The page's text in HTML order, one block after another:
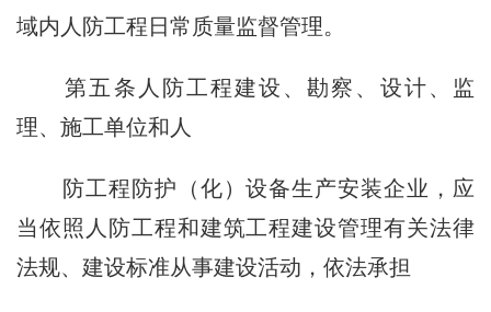
域内人防工程日常质量监督管理。
第五条人防工程建设、勘察、设计、监
理、施工单位和人
防工程防护（化）设备生产安装企业，应
当依照人防工程和建筑工程建设管理有关法律
法规、建设标准从事建设活动，依法承担